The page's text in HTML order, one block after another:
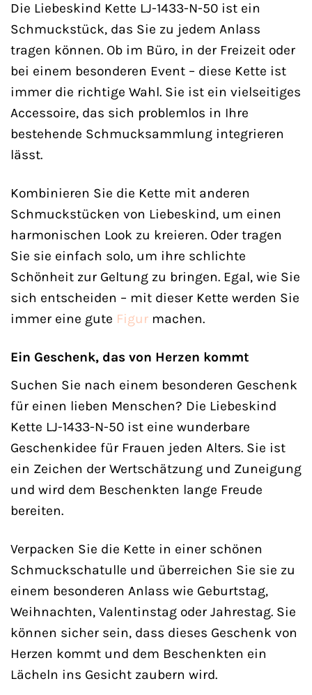
Die Liebeskind Kette LJ-1433-N-50 ist ein
Schmuckstück, das Sie zu jedem Anlass
tragen können. Ob im Büro, in der Freizeit oder
bei einem besonderen Event – diese Kette ist
immer die richtige Wahl. Sie ist ein vielseitiges
Accessoire, das sich problemlos in Ihre
bestehende Schmucksammlung integrieren
lässt.
Kombinieren Sie die Kette mit anderen
Schmuckstücken von Liebeskind, um einen
harmonischen Look zu kreieren. Oder tragen
Sie sie einfach solo, um ihre schlichte
Schönheit zur Geltung zu bringen. Egal, wie Sie
sich entscheiden – mit dieser Kette werden Sie
immer eine gute Figur machen.
Ein Geschenk, das von Herzen kommt
Suchen Sie nach einem besonderen Geschenk
für einen lieben Menschen? Die Liebeskind
Kette LJ-1433-N-50 ist eine wunderbare
Geschenkidee für Frauen jeden Alters. Sie ist
ein Zeichen der Wertschätzung und Zuneigung
und wird dem Beschenkten lange Freude
bereiten.
Verpacken Sie die Kette in einer schönen
Schmuckschatulle und überreichen Sie sie zu
einem besonderen Anlass wie Geburtstag,
Weihnachten, Valentinstag oder Jahrestag. Sie
können sicher sein, dass dieses Geschenk von
Herzen kommt und dem Beschenkten ein
Lächeln ins Gesicht zaubern wird.